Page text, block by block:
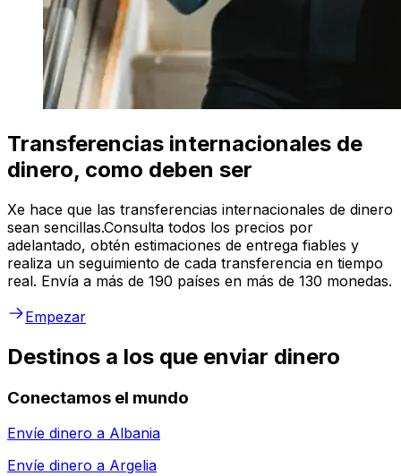
Transferencias internacionales de
dinero, como deben ser
Xe hace que las transferencias internacionales de dinero
sean sencillas.Consulta todos los precios por
adelantado, obtén estimaciones de entrega fiables y
realiza un seguimiento de cada transferencia en tiempo
real. Envía a más de 190 países en más de 130 monedas.
Empezar
Destinos a los que enviar dinero
Conectamos el mundo
Envíe dinero a Albania
Envíe dinero a Argelia